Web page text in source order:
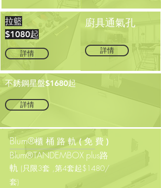
拉籃
$1080起
詳情
廚具通氣孔
詳情
不銹鋼星盤$1680起
詳情
Blum®櫃桶路軌(免費)
Blum®TANDEMBOX plus路
軌 (只限3套 ,第4套起$1480/
套)